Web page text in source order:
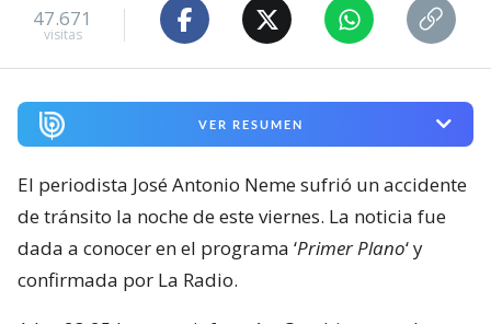
47.671
visitas
VER RESUMEN
El periodista José Antonio Neme sufrió un accidente
de tránsito la noche de este viernes. La noticia fue
dada a conocer en el programa ‘Primer Plano‘ y
confirmada por La Radio.